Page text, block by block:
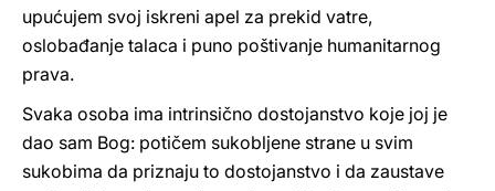
upućujem svoj iskreni apel za prekid vatre,
oslobađanje talaca i puno poštivanje humanitarnog
prava.
Svaka osoba ima intrinsično dostojanstvo koje joj je
dao sam Bog: potičem sukobljene strane u svim
sukobima da priznaju to dostojanstvo i da zaustave